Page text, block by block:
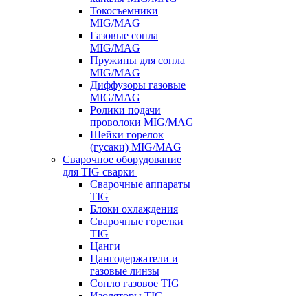
Токосъемники
MIG/MAG
Газовые сопла
MIG/MAG
Пружины для сопла
MIG/MAG
Диффузоры газовые
MIG/MAG
Ролики подачи
проволоки MIG/MAG
Шейки горелок
(гусаки) MIG/MAG
Сварочное оборудование
для TIG сварки
Сварочные аппараты
TIG
Блоки охлаждения
Сварочные горелки
TIG
Цанги
Цангодержатели и
газовые линзы
Сопло газовое TIG